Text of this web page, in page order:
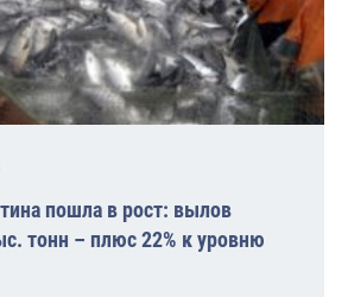
пошла в рост: вылов
тонн – плюс 22% к уровню